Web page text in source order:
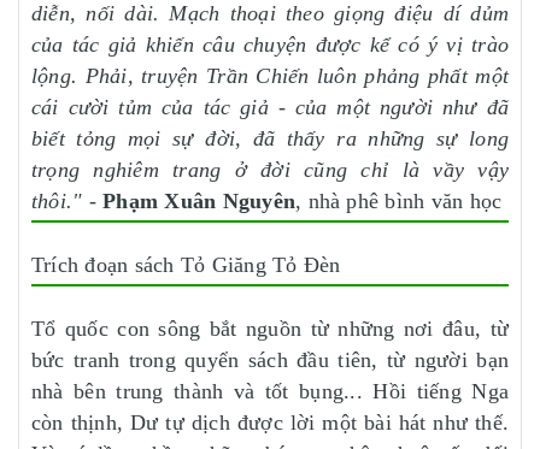
diễn, nối dài. Mạch thoại theo giọng điệu dí dủm
của tác giả khiến câu chuyện được kể có ý vị trào
lộng. Phải, truyện Trần Chiến luôn phảng phất một
cái cười tủm của tác giả - của một người như đã
biết tỏng mọi sự đời, đã thấy ra những sự long
trọng nghiêm trang ở đời cũng chỉ là vầy vậy
thôi." -Phạm Xuân Nguyên, nhà phê bình văn học
Trích đoạn sách Tỏ Giăng Tỏ Đèn
Tổ quốc con sông bắt nguồn từ những nơi đâu, từ
bức tranh trong quyển sách đầu tiên, từ người bạn
nhà bên trung thành và tốt bụng... Hồi tiếng Nga
còn thịnh, Dư tự dịch được lời một bài hát như thế.